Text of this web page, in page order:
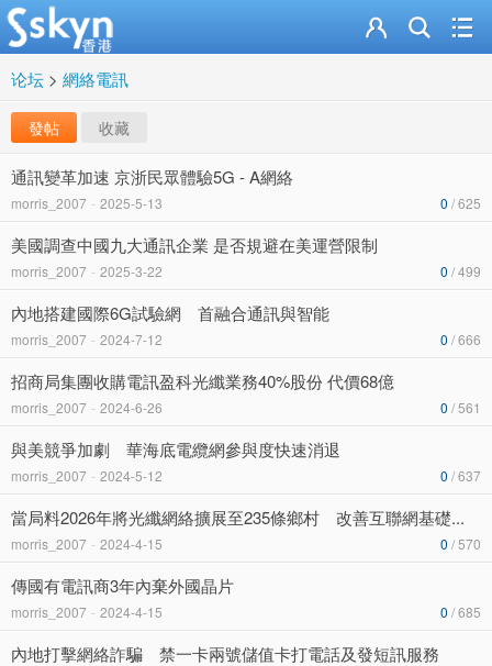
论坛 > 網絡電訊
發帖 收藏
通訊變革加速 京浙民眾體驗5G - A網絡
morris_2007 - 2025-5-13 0 / 625
美國調查中國九大通訊企業 是否規避在美運營限制
morris_2007 - 2025-3-22 0 / 499
內地搭建國際6G試驗網 首融合通訊與智能
morris_2007 - 2024-7-12 0 / 666
招商局集團收購電訊盈科光纖業務40%股份 代價68億
morris_2007 - 2024-6-26 0 / 561
與美競爭加劇 華海底電纜網參與度快速消退
morris_2007 - 2024-5-12 0 / 637
當局料2026年將光纖網絡擴展至235條鄉村 改善互聯網基礎...
morris_2007 - 2024-4-15 0 / 570
傳國有電訊商3年內棄外國晶片
morris_2007 - 2024-4-15 0 / 685
內地打擊網絡詐騙 禁一卡兩號儲值卡打電話及發短訊服務